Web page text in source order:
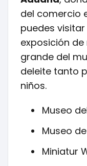
del comercio
puedes
exposición
grande del
deleite tanto
niños.
Museo
Museo
Miniatur